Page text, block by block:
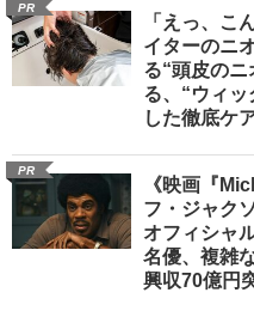
PR
「えっ、こ
イターのニ
る“頭皮の
る、“ウィ
した徹底ケ
PR
《映画『
フ・ジャク
オフィシャ
名優、複雑
興収70億円